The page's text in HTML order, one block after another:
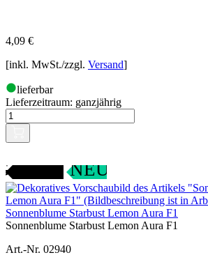
4,09 €
[inkl. MwSt./zzgl. Versand]
lieferbar
Lieferzeitraum: ganzjährig
NEU
Sonnenblume Starbust Lemon Aura F1
Sonnenblume Starbust Lemon Aura F1
Art.-Nr. 02940